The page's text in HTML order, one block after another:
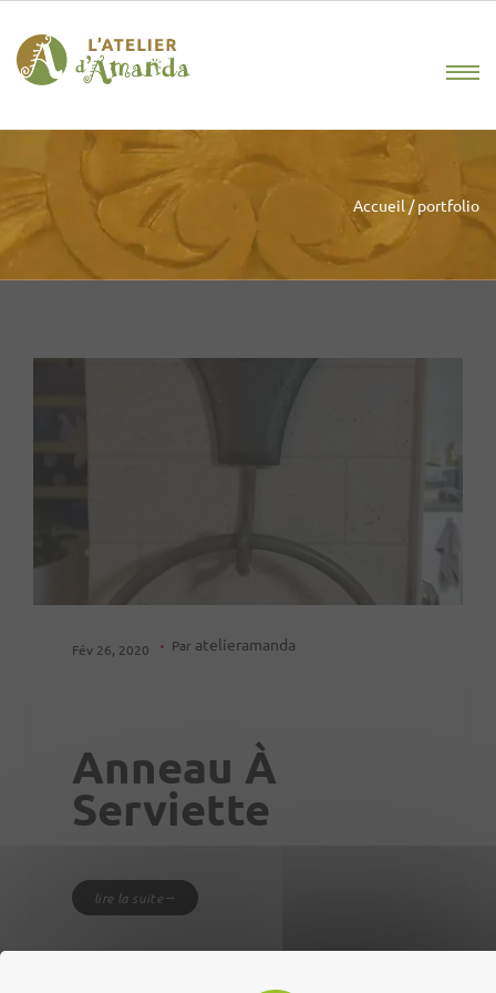
Accueil / portfolio
Fév 26, 2020 Par atelieramanda
Anneau À
Serviette
lire la suite